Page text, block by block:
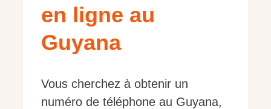
en ligne au
Guyana
Vous cherchez à obtenir un
numéro de téléphone au Guyana,